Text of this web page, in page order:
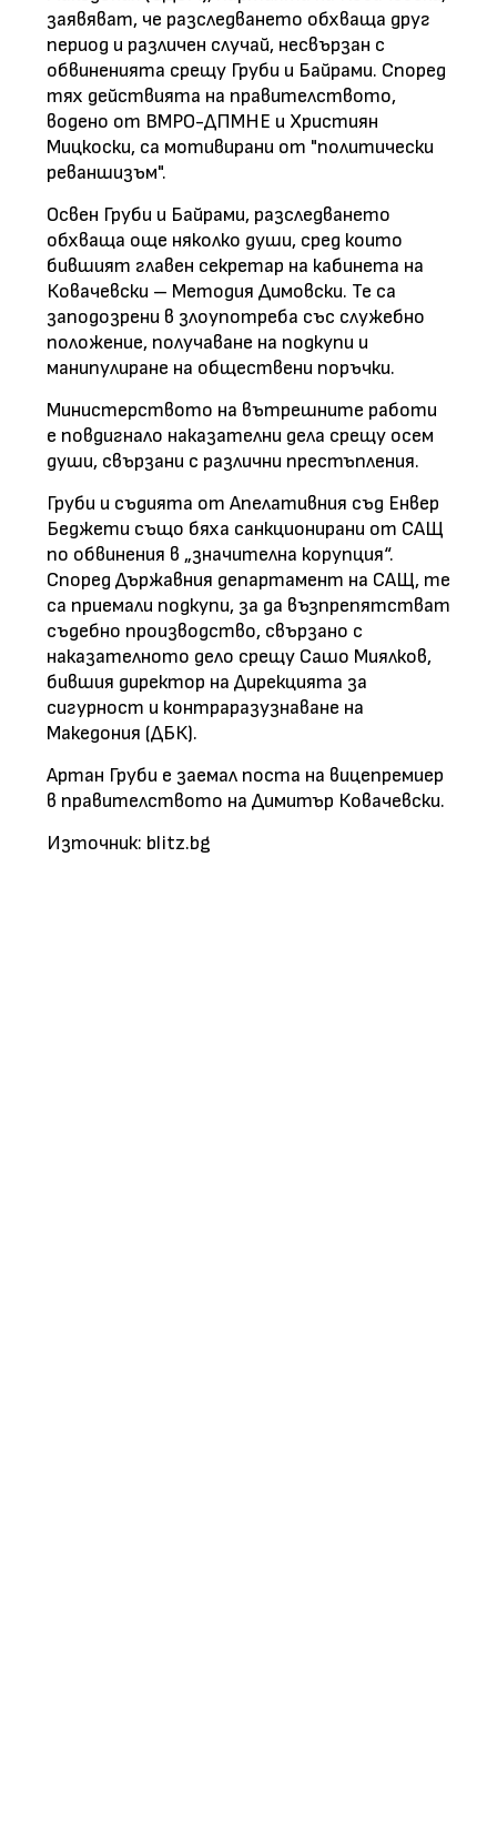
заявяват, че разследването обхваща друг
период и различен случай, несвързан с
обвиненията срещу Груби и Байрами. Според
тях действията на правителството,
водено от ВМРО-ДПМНЕ и Християн
Мицкоски, са мотивирани от "политически
реваншизъм".
Освен Груби и Байрами, разследването
обхваща още няколко души, сред които
бившият главен секретар на кабинета на
Ковачевски – Методия Димовски. Те са
заподозрени в злоупотреба със служебно
положение, получаване на подкупи и
манипулиране на обществени поръчки.
Министерството на вътрешните работи
е повдигнало наказателни дела срещу осем
души, свързани с различни престъпления.
Груби и съдията от Апелативния съд Енвер
Беджети също бяха санкционирани от САЩ
по обвинения в „значителна корупция“.
Според Държавния департамент на САЩ, те
са приемали подкупи, за да възпрепятстват
съдебно производство, свързано с
наказателното дело срещу Сашо Миялков,
бившия директор на Дирекцията за
сигурност и контраразузнаване на
Македония (ДБК).
Артан Груби е заемал поста на вицепремиер
в правителството на Димитър Ковачевски.
Източник: blitz.bg